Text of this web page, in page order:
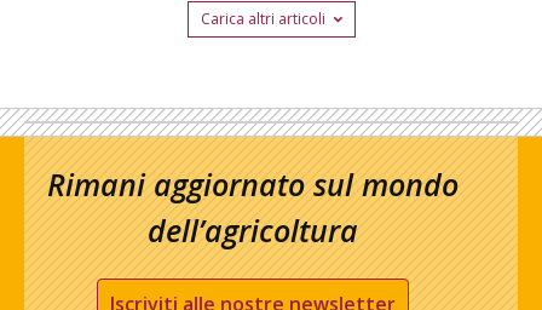
Carica altri articoli
Rimani aggiornato sul mondo
dell’agricoltura
Iscriviti alle nostre newsletter